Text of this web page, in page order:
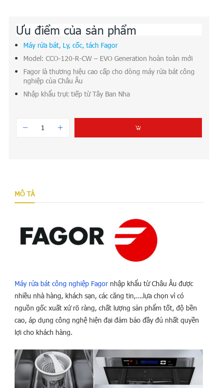
MÔ TẢ
Máy rửa bát công nghiệp Fagor nhập khẩu từ Châu Âu được
nhiều nhà hàng, khách sạn, các căng tin,….lựa chọn vì có
nguồn gốc xuất xứ rõ ràng, chất lượng sản phẩm tốt, độ bền
cao, áp dụng công nghệ hiện đại đảm bảo đầy đủ nhất quyền
lợi cho khách hàng.
Ưu điểm của sản phẩm
Máy rửa bát, Ly, cốc, tách Fagor
Model: CCO-120-R-CW – EVO Generation hoàn toàn mới
Fagor là thương hiệu cao cấp cho dòng máy rửa bát công
nghiệp của Châu Âu
Nhập khẩu trực tiếp từ Tây Ban Nha